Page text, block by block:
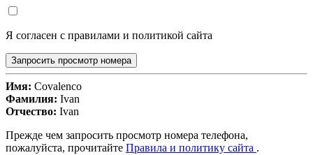
Я согласен с правилами и политикой сайта
Запросить просмотр номера
Имя: Covalenco
Фамилия: Ivan
Отчество: Ivan
Прежде чем запросить просмотр номера телефона,
пожалуйста, прочитайте Правила и политику сайта .